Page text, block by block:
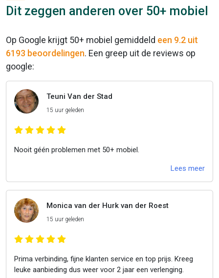
Dit zeggen anderen over 50+ mobiel
Op Google krijgt 50+ mobiel gemiddeld een 9.2 uit
6193 beoordelingen. Een greep uit de reviews op
google:
Teuni Van der Stad
15 uur geleden
Nooit géén problemen met 50+ mobiel.
Lees meer
Monica van der Hurk van der Roest
15 uur geleden
Prima verbinding, fijne klanten service en top prijs. Kreeg
leuke aanbieding dus weer voor 2 jaar een verlenging.